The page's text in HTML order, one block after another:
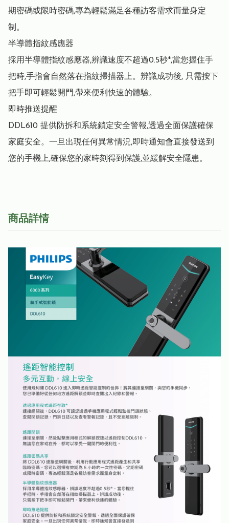
期密碼或限時密碼,專為輕鬆滿足各種訪客需求而量身定
制。
半導體指紋感應器
採用半導體指紋感應器,辨識速度不超過0.5秒*,當您握住手
把時,手指會自然落在指紋掃描器上。辨識成功後, 只需按下
把手即可輕鬆開門,帶來便利快速的體驗。
即時推送提醒
DDL610 提供防拆和系統鎖定安全警報,透過全面保護確保
家庭安全。一旦出現任何異常情況,即時通知會直接發送到
您的手機上,確保您的家時刻得到保護,並緩解安全隱患。
商品詳情